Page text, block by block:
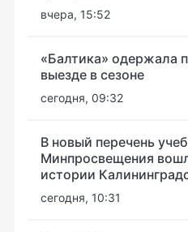
вчера, 15:52
«Балтика» одержала
выезде в сезоне
сегодня, 09:32
В новый перечень
Минпросвещения
истории
сегодня, 10:31